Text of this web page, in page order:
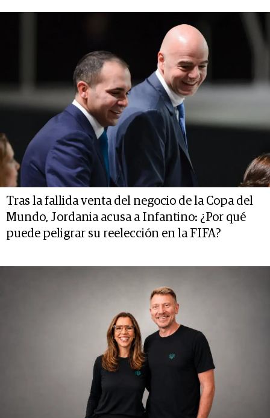
Tras la fallida venta del negocio de la Copa del
Mundo, Jordania acusa a Infantino: ¿Por qué
puede peligrar su reelección en la FIFA?